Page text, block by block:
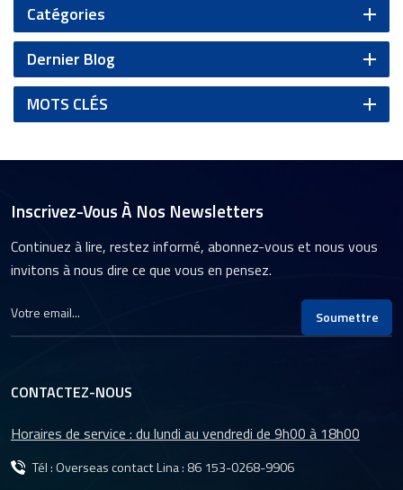
Catégories
Dernier Blog
MOTS CLÉS
Inscrivez-Vous À Nos Newsletters
Continuez à lire, restez informé, abonnez-vous et nous vous
invitons à nous dire ce que vous en pensez.
Soumettre
CONTACTEZ-NOUS
Horaires de service : du lundi au vendredi de 9h00 à 18h00
Tél : Overseas contact Lina : 86 153-0268-9906